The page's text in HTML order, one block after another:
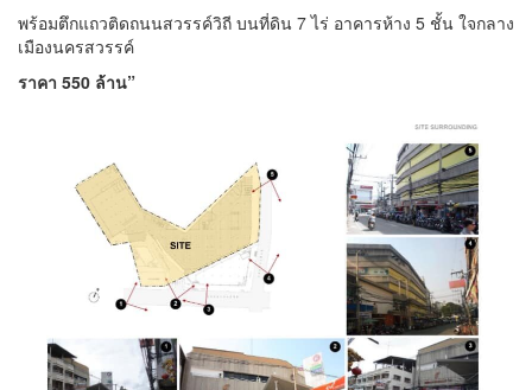
พร้อมตึกแถวติดถนนสวรรค์วิถี บนที่ดิน 7 ไร่ อาคารห้าง 5 ชั้น ใจกลาง
เมืองนครสวรรค์
ราคา 550 ล้าน”